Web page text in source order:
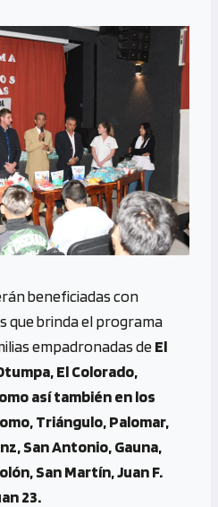
beneficiadas con
brinda el programa
empadronadas deEl
El Colorado,
así también en los
Triángulo, Palomar,
San Antonio, Gauna,
San Martín, Juan F.
23.